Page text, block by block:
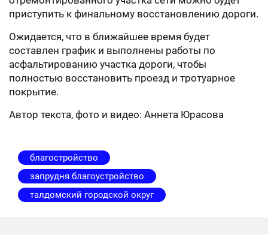
приступить к финальному восстановлению дороги.
Ожидается, что в ближайшее время будет
составлен график и выполнены работы по
асфальтированию участка дороги, чтобы
полностью восстановить проезд и тротуарное
покрытие.
Автор текста, фото и видео: Аннета Юрасова
благостройство
запрудня благоустройство
талдомский городской округ